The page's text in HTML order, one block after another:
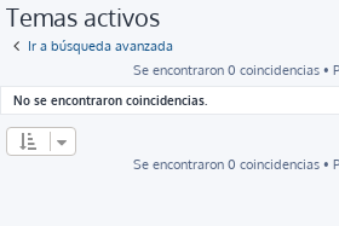
Temas activos
Ir a búsqueda avanzada
Se encontraron 0 coincidencias •
No se encontraron coincidencias.
Se encontraron 0 coincidencias •